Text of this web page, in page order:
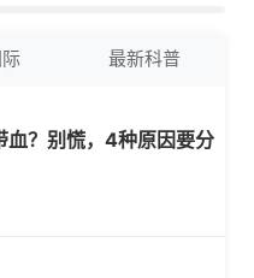
最新科普
血？别慌，4种原因要分